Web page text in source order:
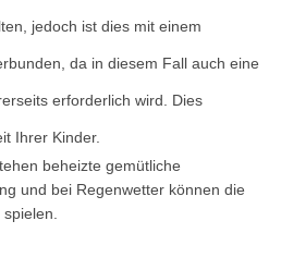
jedoch ist dies mit einem
da in diesem Fall auch eine
erforderlich wird. Dies
Ihrer Kinder.
beheizte gemütliche
und bei Regenwetter können die